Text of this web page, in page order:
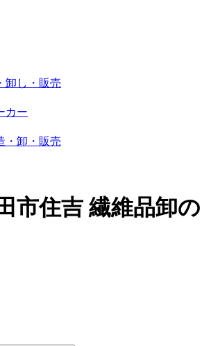
卸し・販売
カー
・卸・販売
市住吉 繊維品卸の